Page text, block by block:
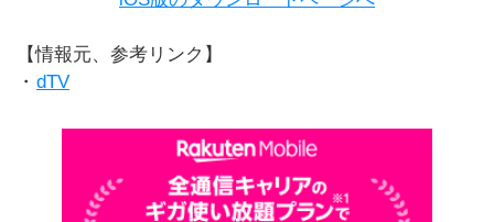
【情報元、参考リンク】
・ dTV